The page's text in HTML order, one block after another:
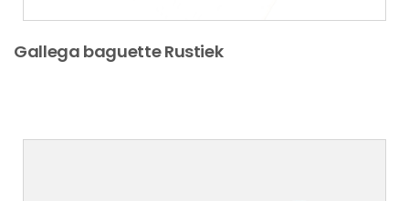
Gallega baguette Rustiek